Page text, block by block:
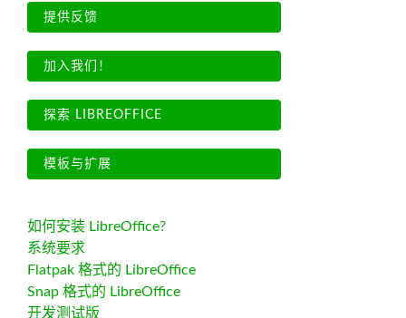
提供反馈
加入我们！
探索 LIBREOFFICE
模板与扩展
如何安装 LibreOffice?
系统要求
Flatpak 格式的 LibreOffice
Snap 格式的 LibreOffice
开发测试版